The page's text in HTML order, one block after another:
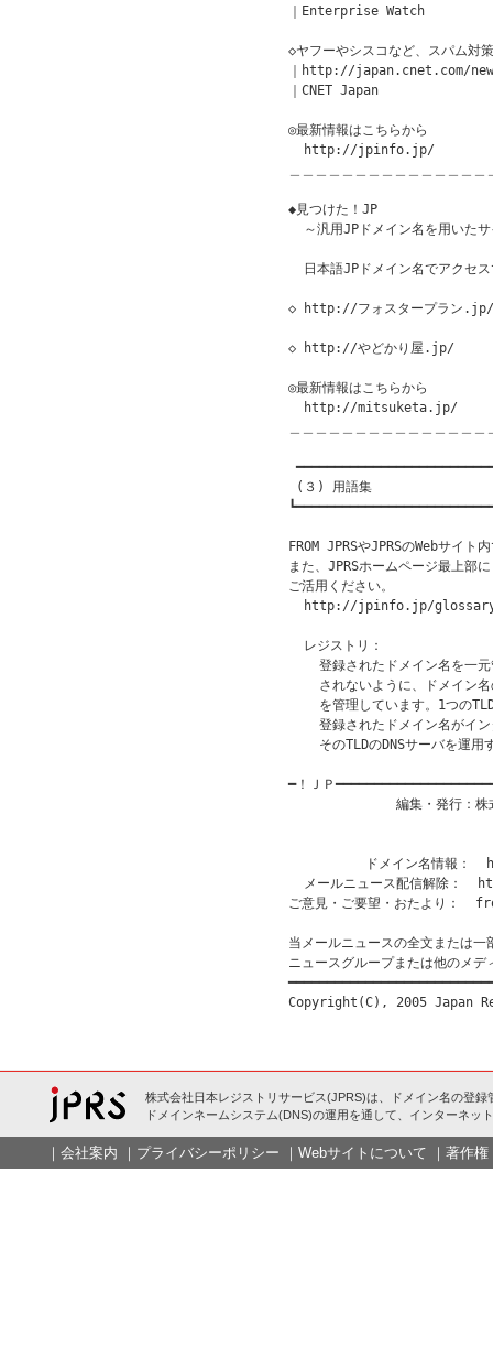
｜Enterprise Watch
◇ヤフーやシスコなど、スパム対
｜http://japan.cnet.com/
｜CNET Japan
◎最新情報はこちらから
  http://jpinfo.jp/
◆見つけた！JP
～汎用JPドメイン名を用いた
日本語JPドメイン名でアクセ
◇ http://フォスタープラン.jp/
◇ http://やどかり屋.jp/
◎最新情報はこちらから
  http://mitsuketa.jp/
(３) 用語集
FROM JPRSやJPRSのWebサイ
また、JPRSホームページ最上部
ご活用ください。
http://jpinfo.jp/
  レジストリ：
登録されたドメイン名を一
されないように、ドメイン
を管理しています。1つの
登録されたドメイン名がイ
そのTLDのDNSサーバを運用
━！ＪＰ
編集・発行：株
ドメイン名情報：
メールニュース配信解除：
ご意見・ご要望・おたより：
当メールニュースの全文または
ニュースグループまたは他のメ
株式会社日本レジストリサービス(JPRS)は、ドメイン名の登録
ドメインネームシステム(DNS)の運用を通して、インターネッ
｜ 会社案内 ｜ プライバシーポリシー ｜ Webサイトについて ｜ 著作権